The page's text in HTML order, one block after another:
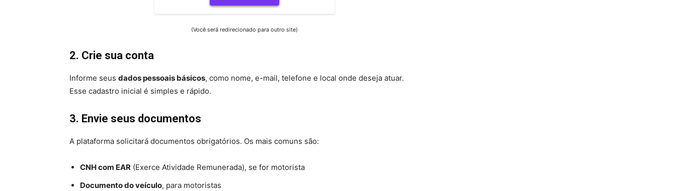
(Você será redirecionado para outro site)
2. Crie sua conta
Informe seus dados pessoais básicos, como nome, e-mail, telefone e local onde deseja atuar.
Esse cadastro inicial é simples e rápido.
3. Envie seus documentos
A plataforma solicitará documentos obrigatórios. Os mais comuns são:
CNH com EAR (Exerce Atividade Remunerada), se for motorista
Documento do veículo, para motoristas